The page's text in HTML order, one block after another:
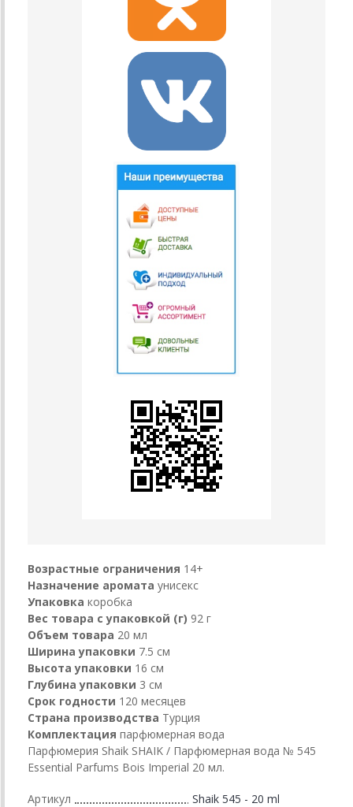
Возрастные ограничения 14+
Назначение аромата унисекс
Упаковка коробка
Вес товара с упаковкой (г) 92 г
Объем товара 20 мл
Ширина упаковки 7.5 см
Высота упаковки 16 см
Глубина упаковки 3 см
Срок годности 120 месяцев
Страна производства Турция
Комплектация парфюмерная вода
Парфюмерия Shaik SHAIK / Парфюмерная вода № 545
Essential Parfums Bois Imperial 20 мл.
Артикул Shaik 545 - 20 ml